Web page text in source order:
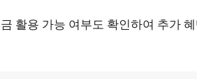
활용 가능 여부도 확인하여 추가